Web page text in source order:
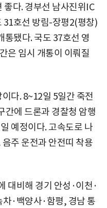
좋다. 경부선 남사진위IC
31호선 방림-장평2(평창)
됐다. 국도 37호선 영
은 임시 개통이 이뤄질
다. 8~12일 5일간 죽전
간에 드론과 경찰청 암행
예정이다. 고속도로 나
주 운전과 안전띠 착용
대비해 경기 안성·이천·
·백양사·함평, 경남 통